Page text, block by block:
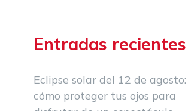
Entradas recientes
Eclipse solar del 12 de agosto:
cómo proteger tus ojos para